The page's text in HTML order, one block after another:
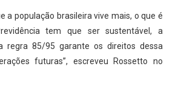
a população brasileira vive mais, o que é
tem que ser sustentável, a
regra 85/95 garante os direitos dessa
futuras”, escreveu Rossetto no